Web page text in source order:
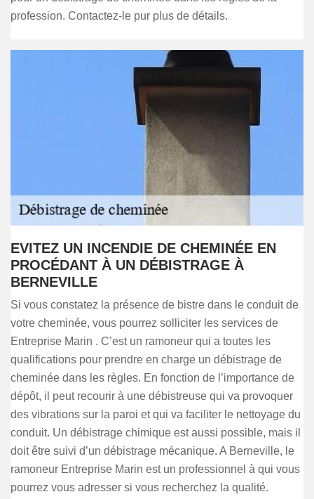
profession. Contactez-le pur plus de détails.
EVITEZ UN INCENDIE DE CHEMINÉE EN
PROCÉDANT À UN DÉBISTRAGE À
BERNEVILLE
Si vous constatez la présence de bistre dans le conduit de
votre cheminée, vous pourrez solliciter les services de
Entreprise Marin . C’est un ramoneur qui a toutes les
qualifications pour prendre en charge un débistrage de
cheminée dans les règles. En fonction de l’importance de
dépôt, il peut recourir à une débistreuse qui va provoquer
des vibrations sur la paroi et qui va faciliter le nettoyage du
conduit. Un débistrage chimique est aussi possible, mais il
doit être suivi d’un débistrage mécanique. A Berneville, le
ramoneur Entreprise Marin est un professionnel à qui vous
pourrez vous adresser si vous recherchez la qualité.